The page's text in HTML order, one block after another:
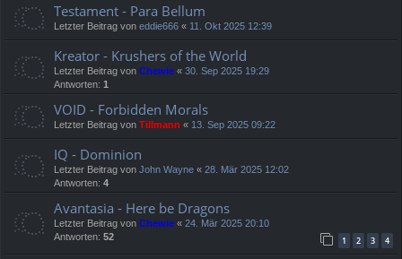
Testament - Para Bellum
Letzter Beitrag von eddie666 « 11. Okt 2025 12:39
Kreator - Krushers of the World
Letzter Beitrag von Chewie « 30. Sep 2025 19:29
Antworten: 1
VOID - Forbidden Morals
Letzter Beitrag von Tillmann « 13. Sep 2025 09:22
IQ - Dominion
Letzter Beitrag von John Wayne « 28. Mär 2025 12:02
Antworten: 4
Avantasia - Here be Dragons
Letzter Beitrag von Chewie « 24. Mär 2025 20:10
Antworten: 52 1 2 3 4